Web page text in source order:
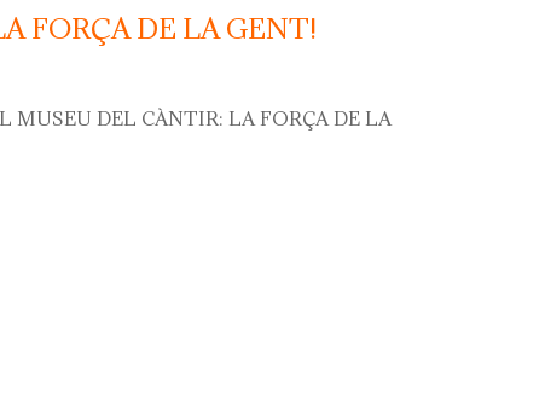
FORÇA DE LA GENT!
MUSEU DEL CÀNTIR: LA FORÇA DE LA
de la gent!